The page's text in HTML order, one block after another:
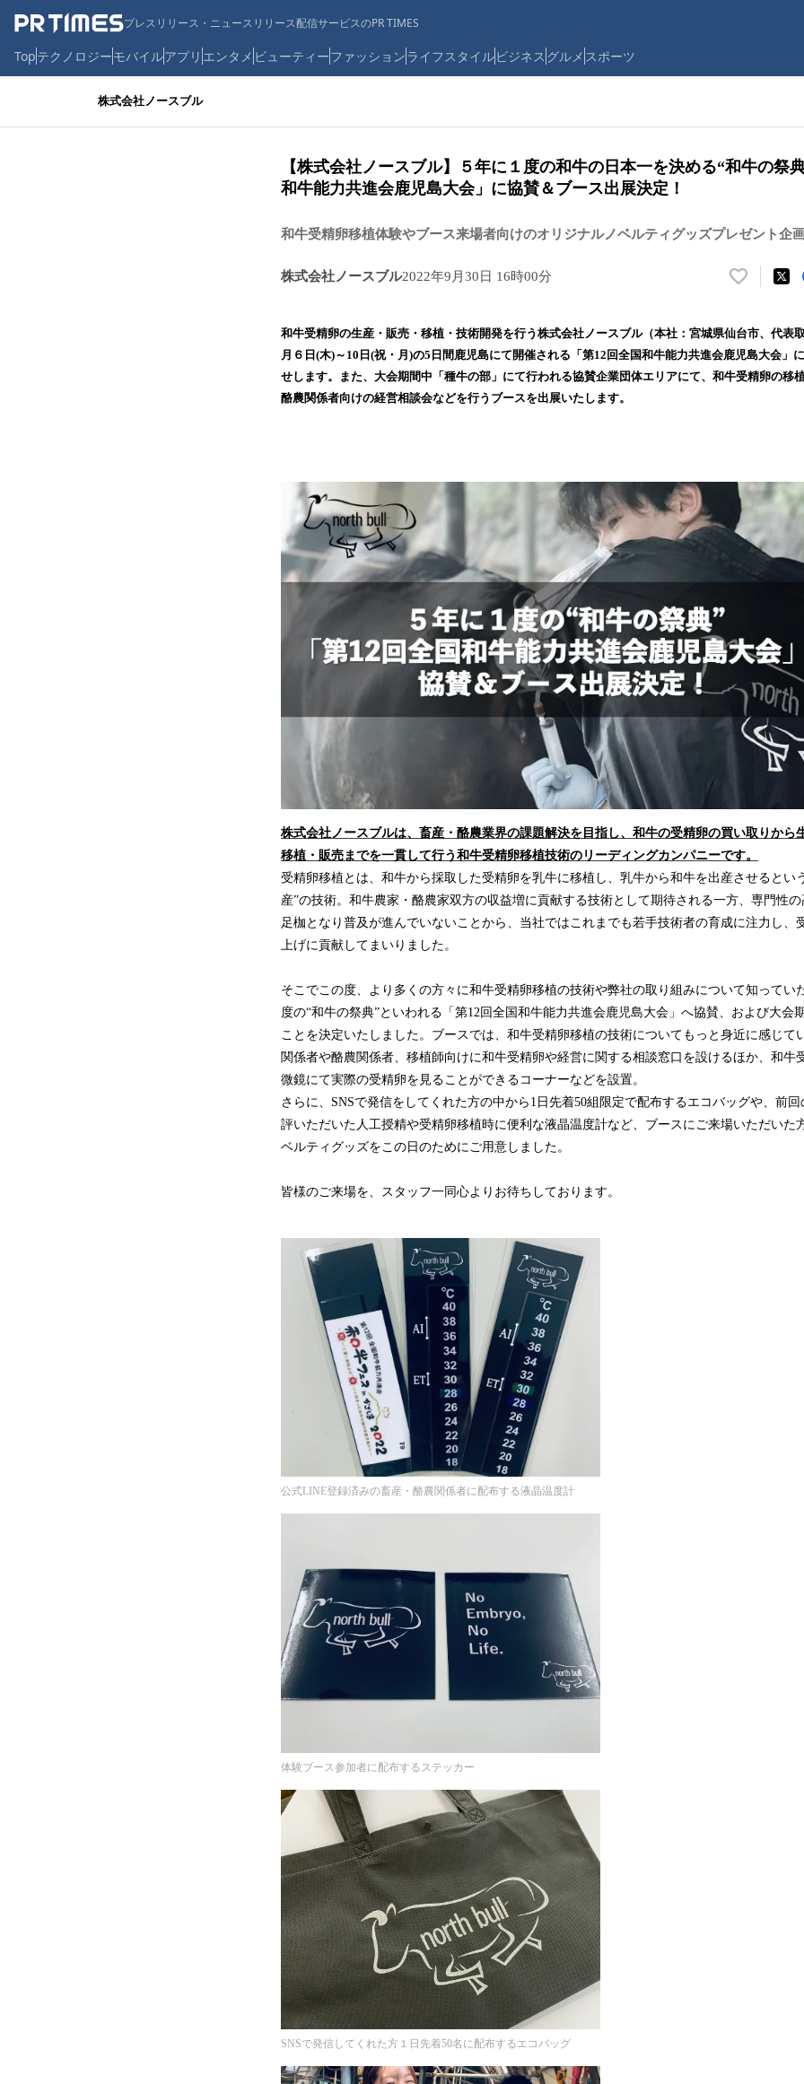
プレスリリース・ニュースリリース配信サービスのPR TIMES
Topテクノロジーモバイルアプリ エンタメ ビューティーファッションライフスタイルビジネス グルメ スポーツ
株式会社ノースブル
【株式会社ノースブル】５年に１度の和牛の日本一を決める“和牛の祭
和牛能力共進会鹿児島大会」に協賛＆ブース出展決定！
和牛受精卵移植体験やブース来場者向けのオリジナルノベルティグッズプレゼント企
株式会社ノースブル2022年9月30日 16時00分
い
！
数
を
で
す
和牛受精卵の⽣産・販売・移植・技術開発を⾏う株式会社ノースブル（本社：宮城県仙台市、代表
月６日(木)～10日(祝・月)の5日間鹿児島にて開催される「第12回全国和牛能力共進会鹿児島大会」
せします。また、大会期間中「種牛の部」にて行われる協賛企業団体エリアにて、和牛受精卵の移
酪農関係者向けの経営相談会などを行うブースを出展いたします。
株式会社ノースブルは、畜産・酪農業界の課題解決を目指し、和⽜の受精卵の買い取りから
移植・販売までを一貫して行う和牛受精卵移植技術のリーディングカンパニーです。
受精卵移植とは、和牛から採取した受精卵を乳牛に移植し、乳牛から和牛を出産させるとい
産”の技術。和牛農家・酪農家双方の収益増に貢献する技術として期待される一方、専門性
足枷となり普及が進んでいないことから、当社ではこれまでも若手技術者の育成に注力し、
上げに貢献してまいりました。
そこでこの度、より多くの方々に和牛受精卵移植の技術や弊社の取り組みについて知ってい
度の“和牛の祭典”といわれる「第12回全国和牛能力共進会鹿児島大会」へ協賛、および大会
ことを決定いたしました。ブースでは、和牛受精卵移植の技術についてもっと身近に感じて
関係者や酪農関係者、移植師向けに和牛受精卵や経営に関する相談窓口を設けるほか、和牛
微鏡にて実際の受精卵を見ることができるコーナーなどを設置。
さらに、SNSで発信をしてくれた方の中から1日先着50組限定で配布するエコバッグや、前
評いただいた人工授精や受精卵移植時に便利な液晶温度計など、ブースにご来場いただいた
ベルティグッズをこの日のためにご用意しました。
皆様のご来場を、スタッフ一同心よりお待ちしております。
公式LINE登録済みの畜産・酪農関係者に配布する液晶温度計
体験ブース参加者に配布するステッカー
SNSで発信してくれた方１日先着50名に配布するエコバッグ